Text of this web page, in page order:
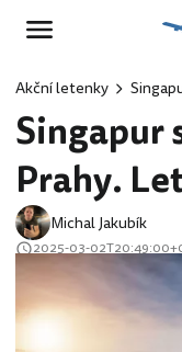
Akční letenky
Singapur
Prahy.
Michal Jakubík
2025-03-